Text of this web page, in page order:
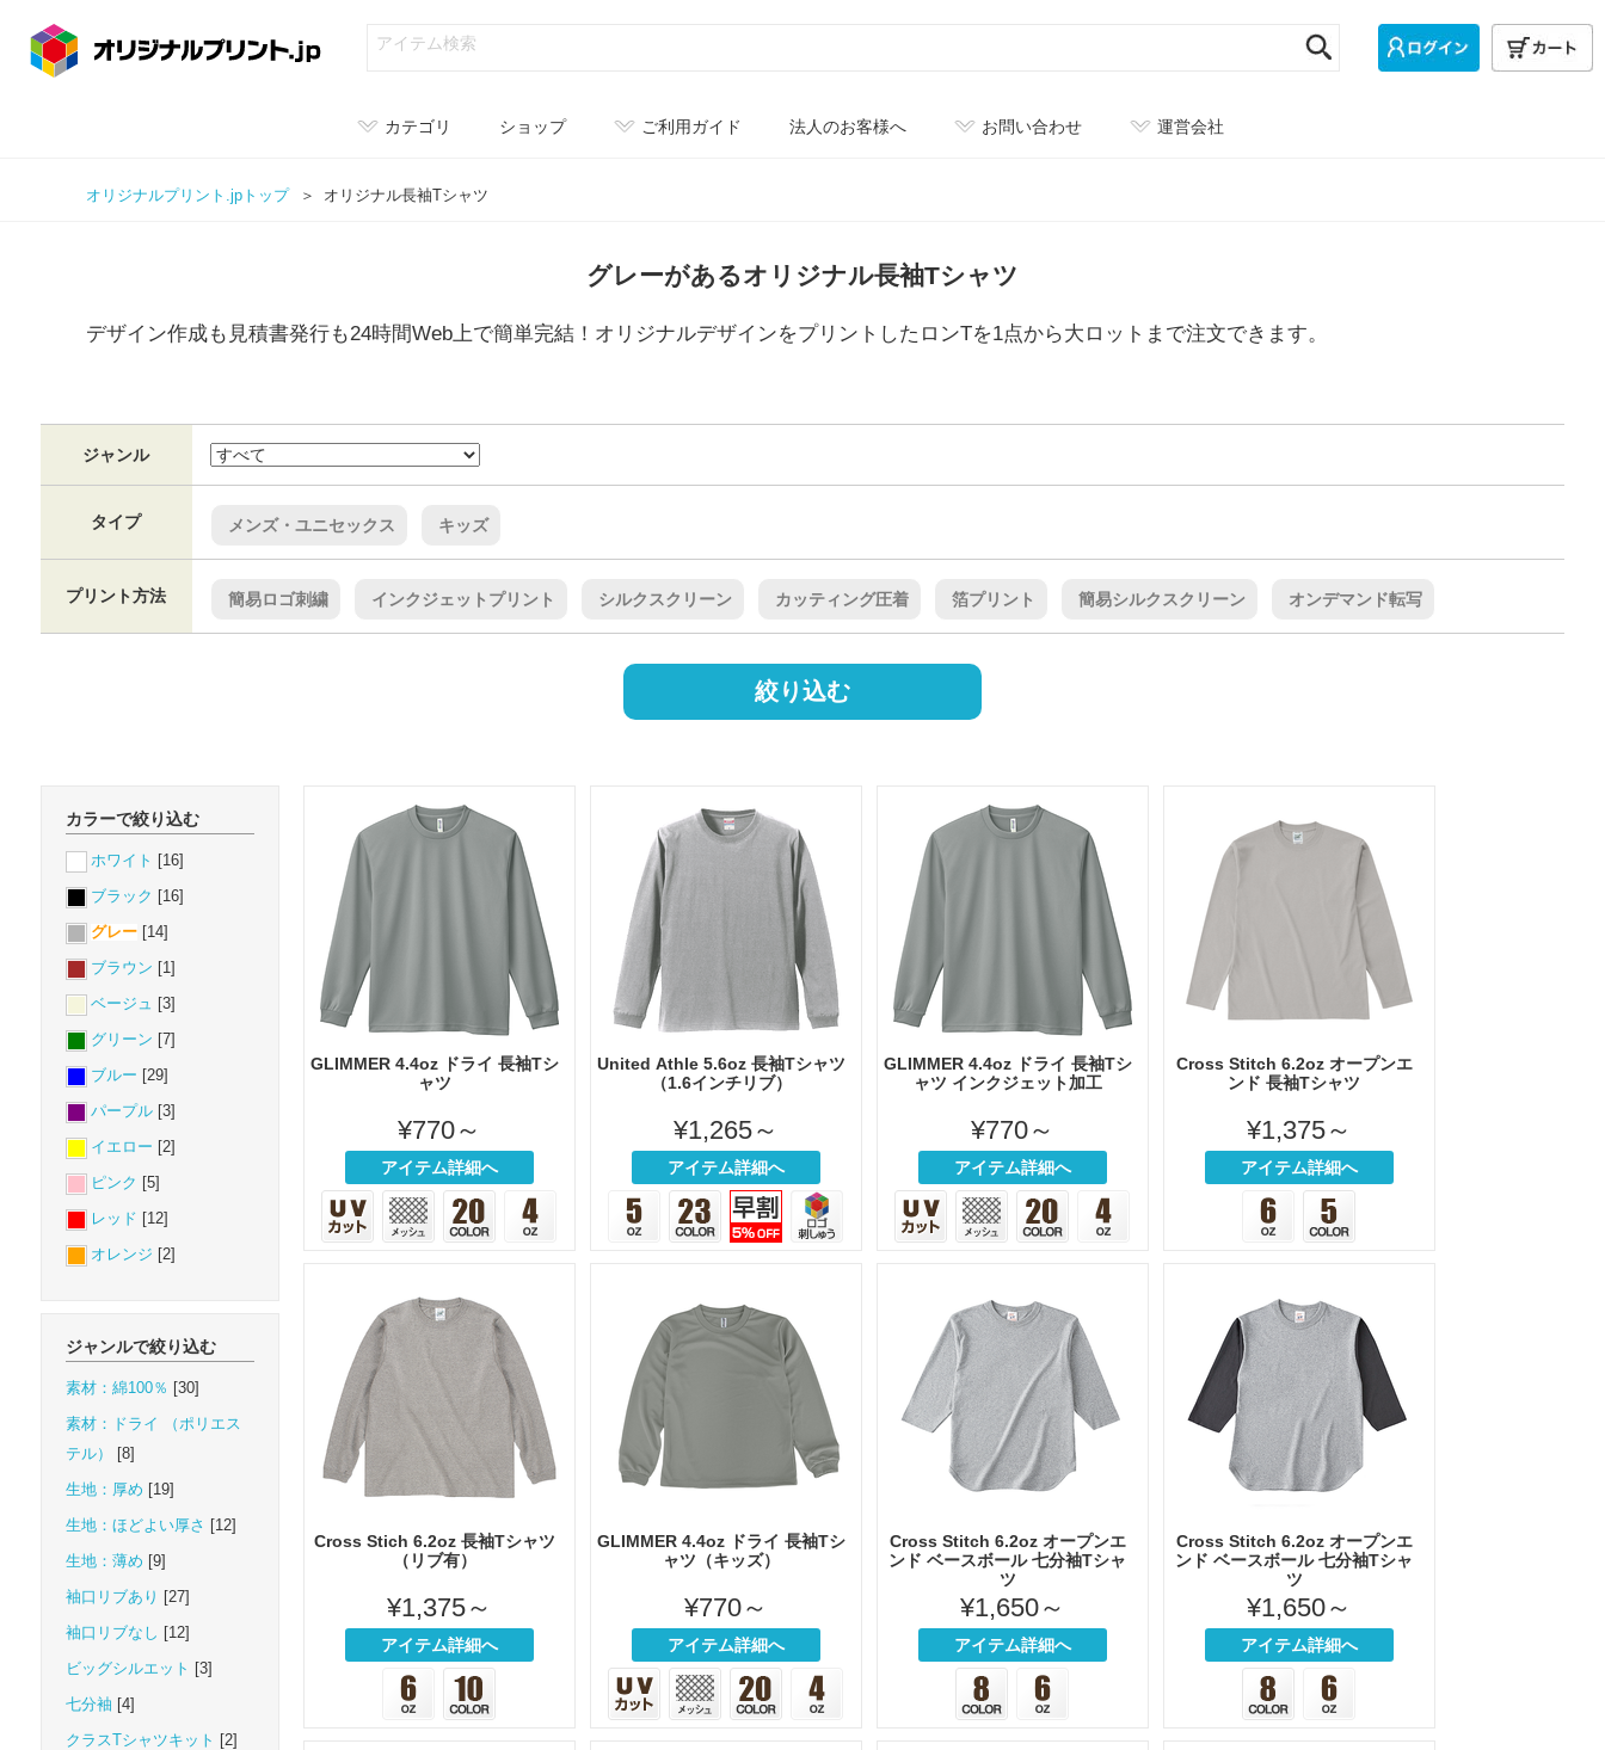
カテゴリ ショップ ご利用ガイド 法人のお客様へ お問い合わせ 運営会社
オリジナルプリント.jpトップ オリジナル長袖Tシャツ
グレーがあるオリジナル長袖Tシャツ
デザイン作成も見積書発行も24時間Web上で簡単完結！オリジナルデザインをプリントしたロンTを1点から大ロットまで注文できます。
ジャンル
タイプ メンズ・ユニセックス キッズ
プリント方法 簡易ロゴ刺繍 インクジェットプリント シルクスクリーン カッティング圧着 箔プリント 簡易シルクスクリーン オンデマンド転写
GLIMMER 4.4oz ドライ 長袖Tシ
ャツ
¥770～
アイテム詳細へ
United Athle 5.6oz 長袖Tシャツ
（1.6インチリブ）
¥1,265～
アイテム詳細へ
GLIMMER 4.4oz ドライ 長袖Tシ
ャツ インクジェット加工
¥770～
アイテム詳細へ
Cross Stitch 6.2oz オープンエ
ンド 長袖Tシャツ
¥1,375～
アイテム詳細へ
Cross Stich 6.2oz 長袖Tシャツ
（リブ有）
¥1,375～
アイテム詳細へ
GLIMMER 4.4oz ドライ 長袖Tシ
ャツ（キッズ）
¥770～
アイテム詳細へ
Cross Stitch 6.2oz オープンエ
ンド ベースボール 七分袖Tシャ
ツ
¥1,650～
アイテム詳細へ
Cross Stitch 6.2oz オープンエ
ンド ベースボール 七分袖Tシャ
ツ
¥1,650～
アイテム詳細へ
カラーで絞り込む
ホワイト [16]
ブラック [16]
グレー[14]
ブラウン [1]
ベージュ [3]
グリーン [7]
ブルー [29]
パープル[3]
イエロー [2]
ピンク [5]
レッド [12]
オレンジ [2]
ジャンルで絞り込む
素材：綿100％ [30]
素材：ドライ （ポリエス
テル）
[8]
生地：厚め [19]
生地：ほどよい厚さ [12]
生地：薄め [9]
袖口リブあり [27]
袖口リブなし [12]
ビッグシルエット [3]
七分袖 [4]
クラスTシャツキット [2]